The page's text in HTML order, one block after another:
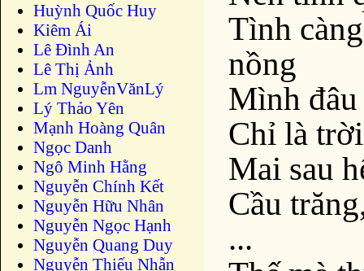
Huỳnh Quốc Huy
Kiêm Ái
Lê Đình An
Lê Thị Ảnh
Lm NguyễnVănLý
Lý Thảo Yên
Mạnh Hoàng Quân
Ngọc Danh
Ngô Minh Hằng
Nguyễn Chính Kết
Nguyễn Hữu Nhân
Nguyễn Ngọc Hạnh
Nguyễn Quang Duy
Nguyễn Thiếu Nhẫn
Tình
nồng
Mình
Chỉ là
Mai sau
Cầu
...